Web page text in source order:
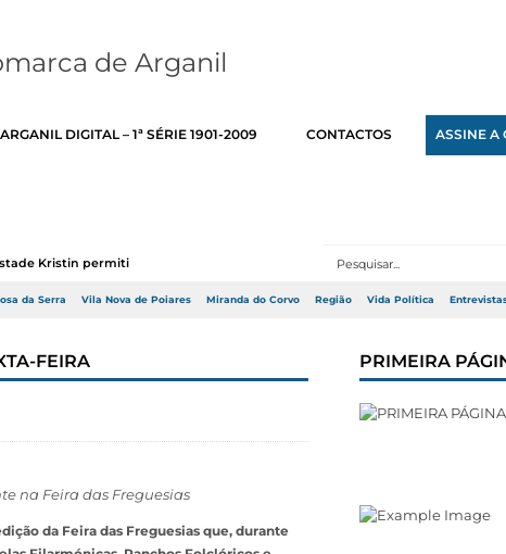
DIGITAL – 1ª SÉRIE 1901-2009 CONTACTOS ASSINE A
Kristin permitir a adj...
da Serra Vila Nova de Poiares Miranda do Corvo Região Vida Política
FEIRA
na Feira das Freguesias
da Feira das Freguesias que, durante
PRIMEIRA